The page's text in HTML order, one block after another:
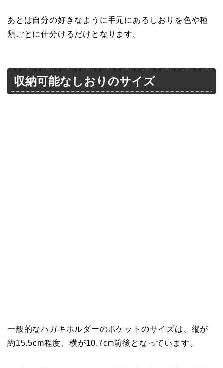
あとは自分の好きなように手元にあるしおりを色や種
類ごとに仕分けるだけとなります。
収納可能なしおりのサイズ
一般的なハガキホルダーのポケットのサイズは、縦が
約15.5cm程度、横が10.7cm前後となっています。